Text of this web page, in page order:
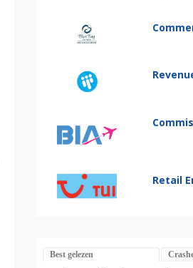
Retail
Best gelezen